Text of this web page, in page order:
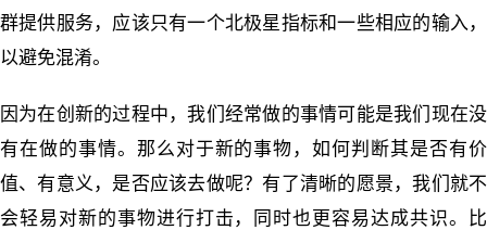
群提供服务，应该只有一个北极星指标和一些相应的输入，
以避免混淆。
因为在创新的过程中，我们经常做的事情可能是我们现在没
有在做的事情。那么对于新的事物，如何判断其是否有价
值、有意义，是否应该去做呢？有了清晰的愿景，我们就不
会轻易对新的事物进行打击，同时也更容易达成共识。比